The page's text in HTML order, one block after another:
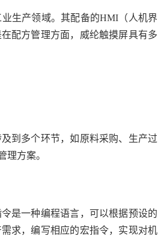
生产领域。其配备的HMI（人机界
配方管理方面，威纶触摸屏具有多
到多个环节，如原料采购、生产过
理方案。
是一种编程语言，可以根据预设的
求，编写相应的宏指令，实现对机